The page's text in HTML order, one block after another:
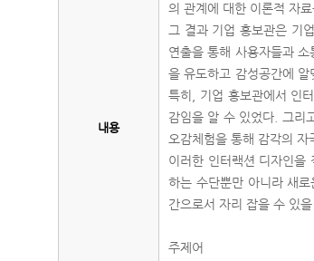
내용
의 관계에 대한 이론적 자
그 결과 기업 홍보관은 기
연출을 통해 사용자들과
을 유도하고 감성공간에
특히, 기업 홍보관에서 인
감임을 알 수 있었다. 그리
오감체험을 통해 감각의
이러한 인터랙션 디자인을
하는 수단뿐만 아니라 새
간으로서 자리 잡을 수 있을
주제어